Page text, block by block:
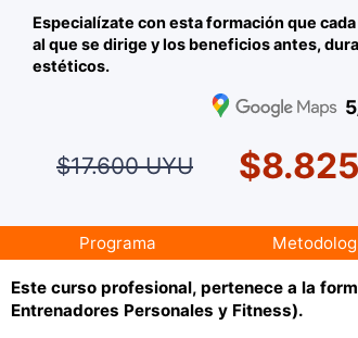
Especialízate con esta formación que
al que se dirige y los beneficios antes,
estéticos.
$17.600 UYU
Programa
Este curso profesional, pertenece a la
Entrenadores Personales y Fitness).